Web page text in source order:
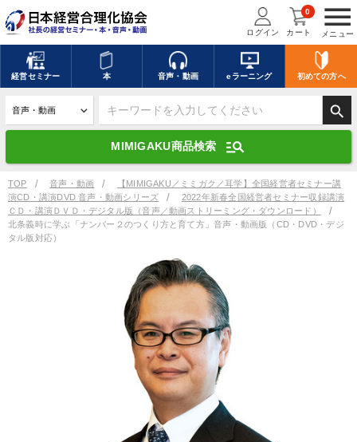
menu
メニュー
ログイン カート
0
経営セミナー 本 音声・動画 eラーニング 初めての方へ
search
MIMIGAKU商品検索 manage_search
キーワードを入力して探す
デジタル版対応のみ検索結果に表示する
search 上記の条件で検索
mic 講演収録物を探す
全国経営者セミナー講演収録物（全1315タイトル）からお探しいただけ
事業家のロマンと経営
専門家のアドバイス
リーダーの器量を学ぶ
TOP 音声・動画
【MIMIGAKU／ミミガク／耳学】全国経営者セミナー講
演CD・講演DVD 音声・動画シリーズ
2022年新春全国経営者セミナー収録講演
ＣＤ・講演ＤＶＤ・デジタル版（音声／動画ストリーミング・ダウンロード）
北条義時に学ぶ「ナンバー２のつくり方と育て方」音声・動画版（CD・DVD・デジ
タル版対応）